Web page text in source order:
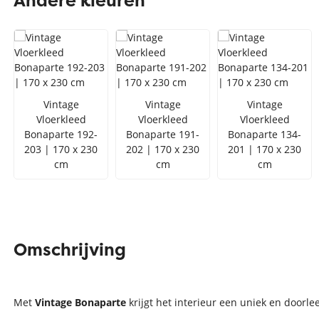
Vloerkleed zwart wit
Toon alles Kleuren
Toon alles Soorten
Toon alles Afmetingen
Toon alles Merken
Vintage
Vloerkleed
Bonaparte 192-
203 | 170 x 230
cm
Vintage
Vloerkleed
Bonaparte 191-
202 | 170 x 230
cm
Vintage
Vloerkleed
Bonaparte 134-
201 | 170 x 230
cm
Omschrijving
MetVintage Bonaparte krijgt het interieur een uniek en